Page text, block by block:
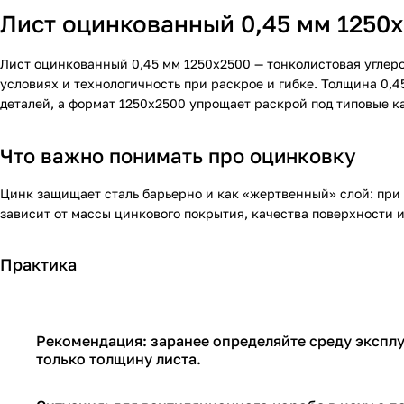
Лист оцинкованный 0,45 мм
Лист оцинкованный 0,45 мм 1250х2500 — тонколистовая
условиях и технологичность при раскрое и гибке. Толщина
деталей, а формат 1250х2500 упрощает раскрой под типовые
Что важно понимать про оцинковку
Цинк защищает сталь барьерно и как «жертвенный» слой:
зависит от массы цинкового покрытия, качества поверхности
Практика
Рекомендация: заранее определяйте среду
только толщину листа.